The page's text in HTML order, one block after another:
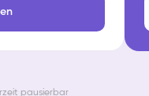
pausierbar